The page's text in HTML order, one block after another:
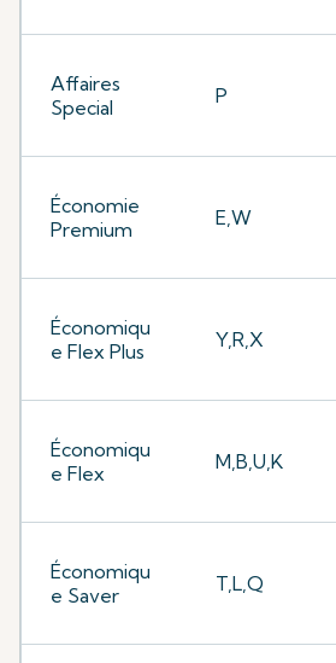
Affaires
Special
P
Économie
Premium
E,W
Économiqu
e Flex Plus
Y,R,X
Économiqu
e Flex
M,B,U,K
Économiqu
e Saver
T,L,Q